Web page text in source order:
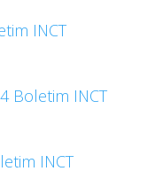
INCT
Boletim INCT
INCT